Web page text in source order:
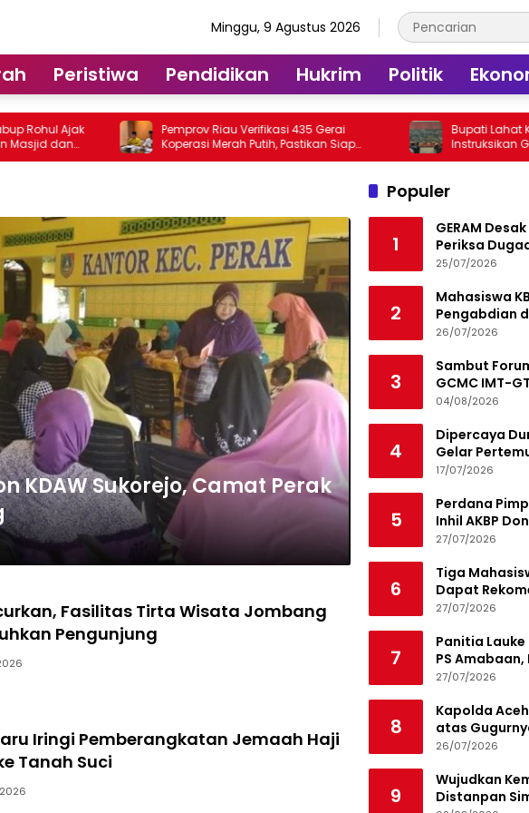
Minggu, 9 Agustus 2026
Peristiwa Pendidikan Hukrim Politik
Pemprov Riau Verifikasi 435 Gerai
Koperasi Merah Putih, Pastikan Siap
Beroperasi
Bupati Lahat Kumpulkan RT/
Instruksikan Gerakan Jumat
Cegah Banjir
KDAW Sukorejo, Camat Perak
Fasilitas Tirta Wisata Jombang
Pengunjung
Iringi Pemberangkatan Jemaah Haji
Tanah Suci
Populer
1
GERAM
Periksa
Operasional
25/07/2026
2
Mahasiswa
Pengabdian
Tinggalkan
26/07/2026
3
Sambut
GCMC IMT-
Matangkan
04/08/2026
4
Dipercaya
Gelar
Mayor
17/07/2026
5
Perdana
Inhil AKBP
Tekankan
27/07/2026
6
Tiga
Dapat
Pendidikan
27/07/2026
7
Panitia Lauke
PS Amabaan,
Menang WO
27/07/2026
8
Kapolda
atas
Saat Bantu
26/07/2026
9
Wujudkan
Distanpan